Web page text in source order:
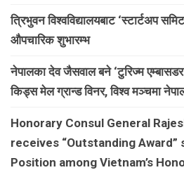
त्रिभुवन विश्वविद्यालयबाट ‘स्टार्टअप
औपचारिक शुभारम्भ
नेपालका देव जैसवाल बने ‘टुरिज्म
किड्स मेल ग्रान्ड विनर, विश्व मञ्चमा
Honorary Consul General
receives “Outstanding
Position among Vietnam’s